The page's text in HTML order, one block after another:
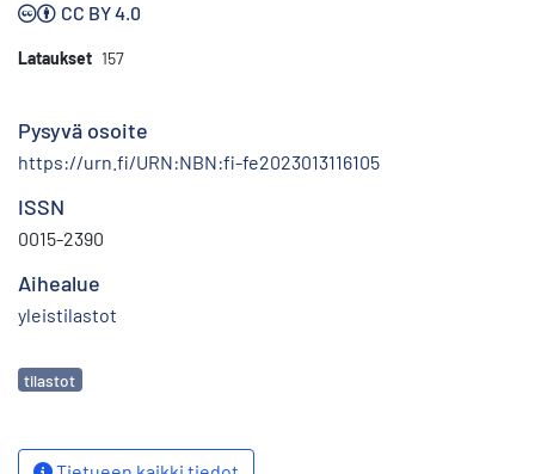
CC BY 4.0
Lataukset 157
Pysyvä osoite
https://urn.fi/URN:NBN:fi-fe2023013116105
ISSN
0015-2390
Aihealue
yleistilastot
Avainsanat
tilastot